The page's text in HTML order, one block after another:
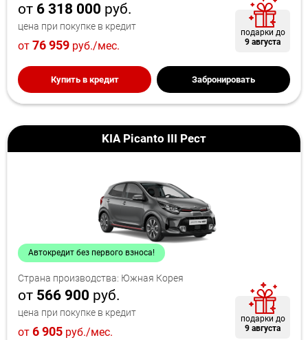
от 6 318 000 руб.
цена при покупке в кредит
от 76 959 руб./мес.
подарки до
9 августа
Купить в кредит Забронировать
KIA Picanto III Рест
Автокредит без первого взноса!
Страна производства: Южная Корея
от 566 900 руб.
цена при покупке в кредит
от 6 905 руб./мес.
подарки до
9 августа